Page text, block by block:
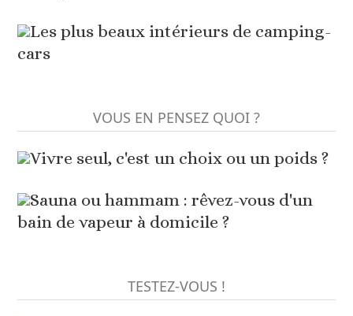
Les plus beaux intérieurs de camping-
cars
VOUS EN PENSEZ QUOI ?
Vivre seul, c'est un choix ou un poids ?
Sauna ou hammam : rêvez-vous d'un
bain de vapeur à domicile ?
TESTEZ-VOUS !